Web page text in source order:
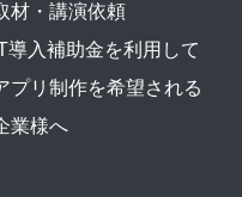
材・講演依頼
導入補助金を利用して
プリ制作を希望される
業様へ